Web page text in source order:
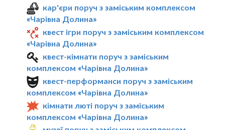
кар'єри поруч з заміським комплексом
«Чарівна Долина»
квест ігри поруч з заміським комплексом
«Чарівна Долина»
квест-кімнати поруч з заміським
комплексом «Чарівна Долина»
квест-перформанси поруч з заміським
комплексом «Чарівна Долина»
кімнати люті поруч з заміським
комплексом «Чарівна Долина»